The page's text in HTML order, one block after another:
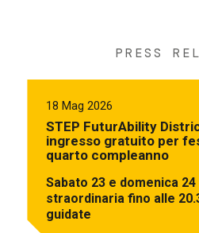
PRESS
18 Mag 2026
STEP FuturAbility
ingresso gratuito per
quarto compleanno
Sabato 23 e domenica
straordinaria fino alle
guidate